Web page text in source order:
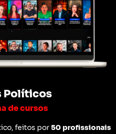
Políticos
de cursos
feitos por50 profissionais